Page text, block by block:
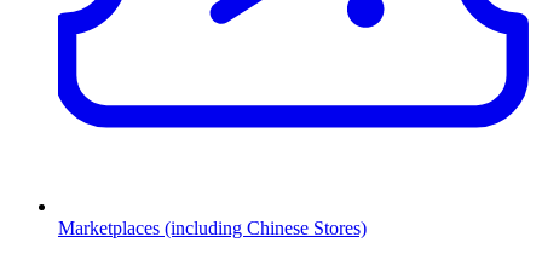
Marketplaces (including Chinese Stores)